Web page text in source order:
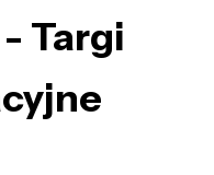
Targi